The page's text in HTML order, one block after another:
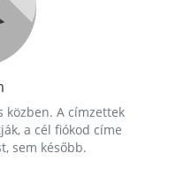
közben. A címzettek
a cél fiókod címe
sem később.